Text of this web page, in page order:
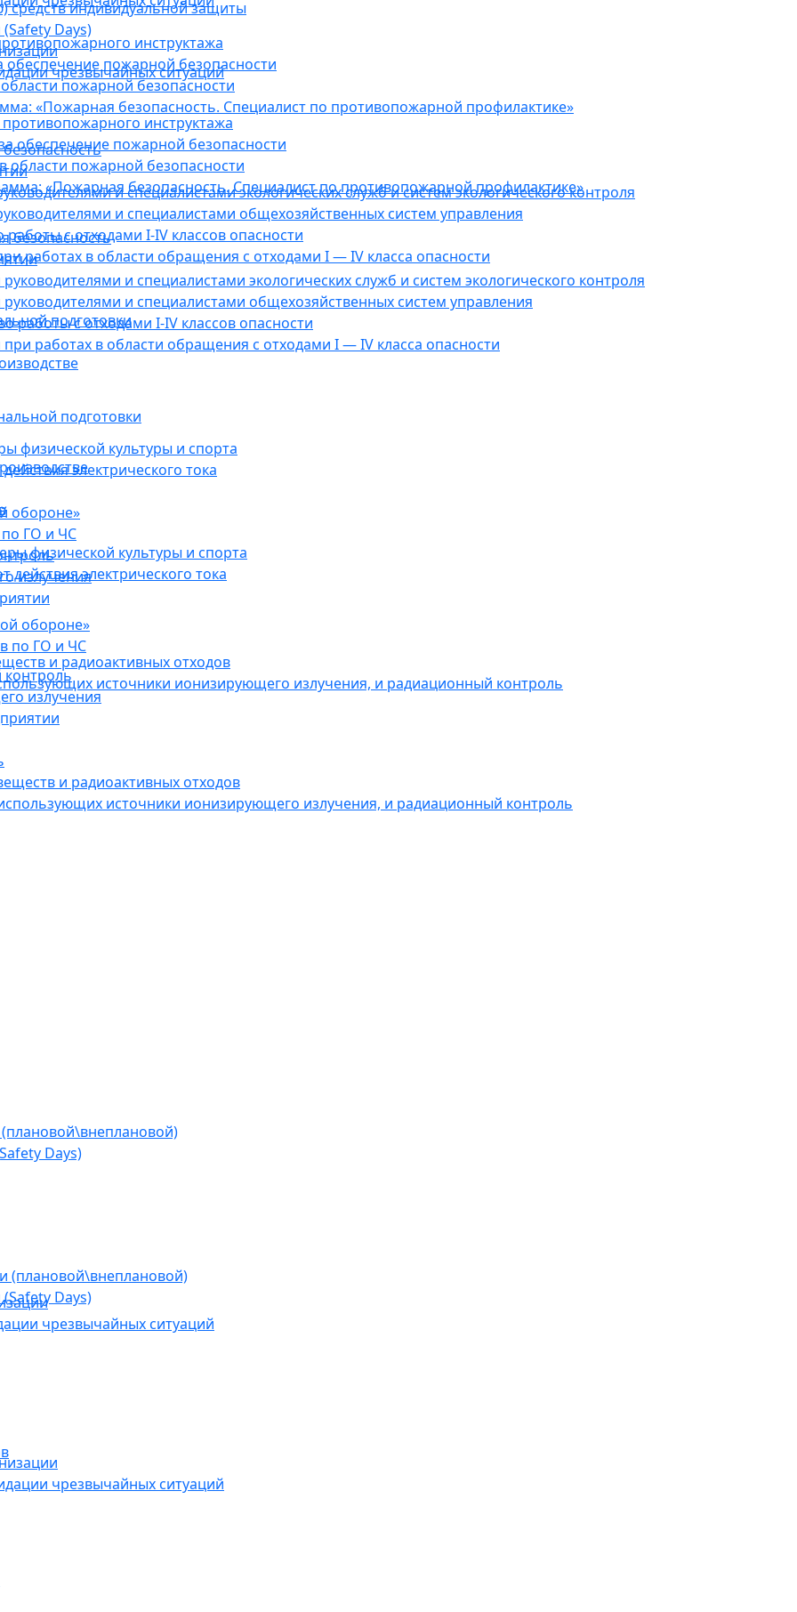
инструктажа
пожарной безопасности
пожарной безопасности
«Пожарная безопасность. Специалист по противопожарной профилактике»
и специалистами экологических служб и систем экологического контроля
и специалистами общехозяйственных систем управления
с отходами I-IV классов опасности
работах в области обращения с отходами I — IV класса опасности
подготовки
физической культуры и спорта
электрического тока
обороне»
ГО и ЧС
излучения
и радиоактивных отходов
источники ионизирующего излучения, и радиационный контроль
Days)
чрезвычайных ситуаций
индивидуальной защиты
Days)
чрезвычайных ситуаций
инструктажа
обеспечение пожарной безопасности
пожарной безопасности
«Пожарная безопасность. Специалист по противопожарной профилактике»
безопасность
и специалистами экологических служб и систем экологического контроля
и специалистами общехозяйственных систем управления
работы с отходами I-IV классов опасности
работах в области обращения с отходами I — IV класса опасности
подготовки
физической культуры и спорта
электрического тока
обороне»
по ГО и ЧС
контроль
излучения
и радиоактивных отходов
источники ионизирующего излучения, и радиационный контроль
(плановой\внеплановой)
Days)
чрезвычайных ситуаций